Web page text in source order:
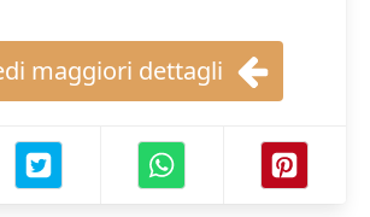
maggiori dettagli